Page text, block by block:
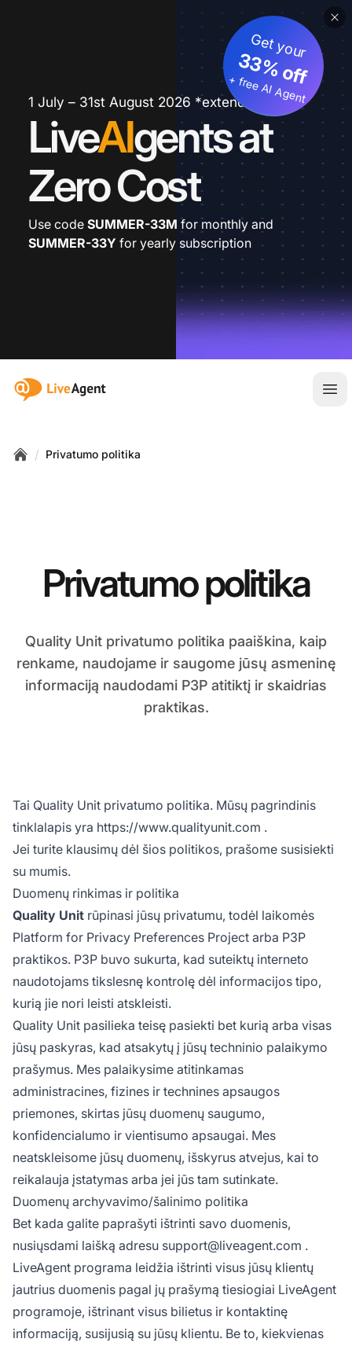
1 July – 31st August 2026 *extended
LiveAIgents at
Zero Cost
Get your
33% off
+ free AI Agent
Use code SUMMER-33M for monthly and
SUMMER-33Y for yearly subscription
:site.title
/ Privatumo politika
Privatumo politika
Quality Unit privatumo politika paaiškina, kaip
renkame, naudojame ir saugome jūsų asmeninę
informaciją naudodami P3P atitiktį ir skaidrias
praktikas.
Tai Quality Unit privatumo politika. Mūsų pagrindinis
tinklalapis yra https://www.qualityunit.com .
Jei turite klausimų dėl šios politikos, prašome susisiekti
su mumis.
Duomenų rinkimas ir politika
Quality Unit rūpinasi jūsų privatumu, todėl laikomės
Platform for Privacy Preferences Project arba P3P
praktikos. P3P buvo sukurta, kad suteiktų interneto
naudotojams tikslesnę kontrolę dėl informacijos tipo,
kurią jie nori leisti atskleisti.
Quality Unit pasilieka teisę pasiekti bet kurią arba visas
jūsų paskyras, kad atsakytų į jūsų techninio palaikymo
prašymus. Mes palaikysime atitinkamas
administracines, fizines ir technines apsaugos
priemones, skirtas jūsų duomenų saugumo,
konfidencialumo ir vientisumo apsaugai. Mes
neatskleisome jūsų duomenų, išskyrus atvejus, kai to
reikalauja įstatymas arba jei jūs tam sutinkate.
Duomenų archyvavimo/šalinimo politika
Bet kada galite paprašyti ištrinti savo duomenis,
nusiųsdami laišką adresu support@liveagent.com .
LiveAgent programa leidžia ištrinti visus jūsų klientų
jautrius duomenis pagal jų prašymą tiesiogiai LiveAgent
programoje, ištrinant visus bilietus ir kontaktinę
informaciją, susijusią su jūsų klientu. Be to, kiekvienas